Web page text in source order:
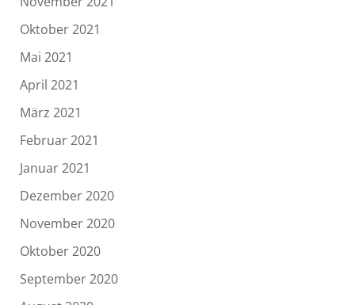
Oktober 2021
Mai 2021
April 2021
März 2021
Februar 2021
Januar 2021
Dezember 2020
November 2020
Oktober 2020
September 2020